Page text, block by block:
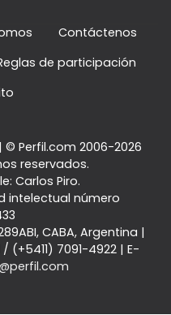
Contáctenos
de participación
| © Perfil.com 2006-2026
reservados.
Carlos Piro.
intelectual número
, CABA, Argentina |
/ (+5411) 7091-4922| E-